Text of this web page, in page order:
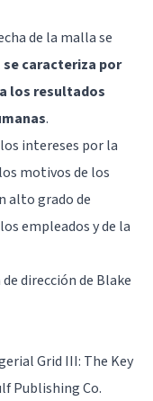
de la malla se
se caracteriza por
los resultados
.
intereses por la
motivos de los
alto grado de
empleados y de la
dirección de Blake
Grid III: The Key
Publishing Co.